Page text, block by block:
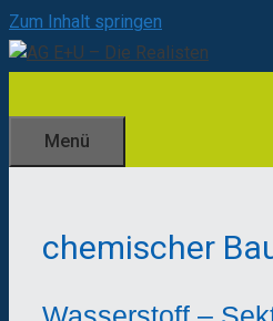
Zum Inhalt springen
Menü
chemischer